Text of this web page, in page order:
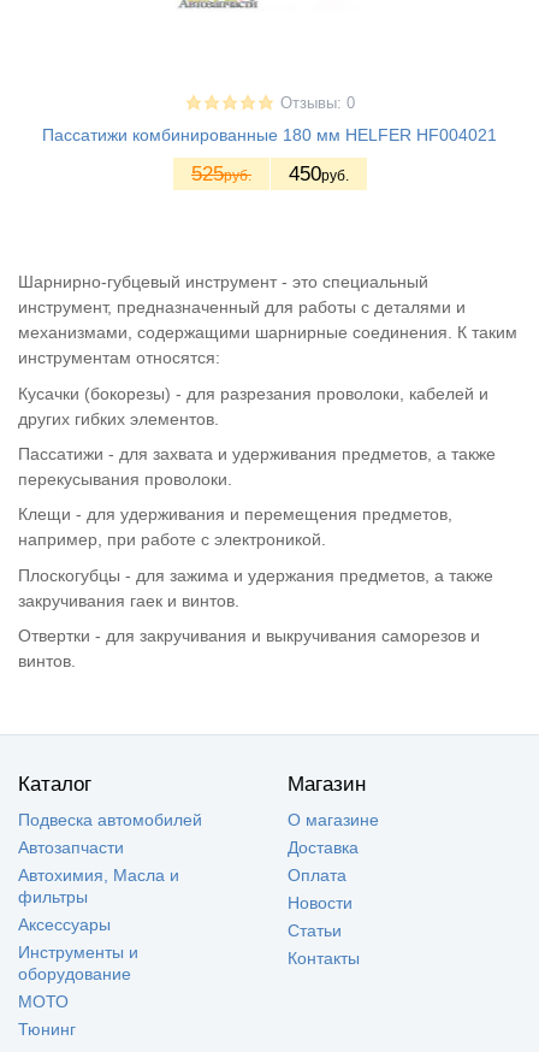
Отзывы: 0
Пассатижи комбинированные 180 мм HELFER HF004021
525руб. 450руб.
Шарнирно-губцевый инструмент - это специальный
инструмент, предназначенный для работы с деталями и
механизмами, содержащими шарнирные соединения. К таким
инструментам относятся:
Кусачки (бокорезы) - для разрезания проволоки, кабелей и
других гибких элементов.
Пассатижи - для захвата и удерживания предметов, а также
перекусывания проволоки.
Клещи - для удерживания и перемещения предметов,
например, при работе с электроникой.
Плоскогубцы - для зажима и удержания предметов, а также
закручивания гаек и винтов.
Отвертки - для закручивания и выкручивания саморезов и
винтов.
Каталог
Подвеска автомобилей
Автозапчасти
Автохимия, Масла и
фильтры
Аксессуары
Инструменты и
оборудование
МОТО
Тюнинг
Магазин
О магазине
Доставка
Оплата
Новости
Статьи
Контакты